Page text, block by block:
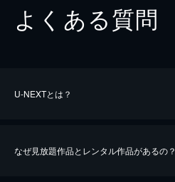
よくある質問
U-NEXTとは？
なぜ見放題作品とレンタル作品があるの？